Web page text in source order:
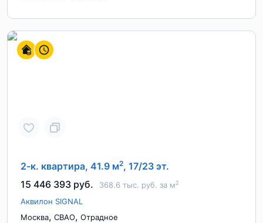
2-к. квартира, 41.9 м2, 17/23 эт.
15 446 393 руб.
368.6 тыс. руб. за м2
Аквилон SIGNAL
Москва, СВАО, Отрадное